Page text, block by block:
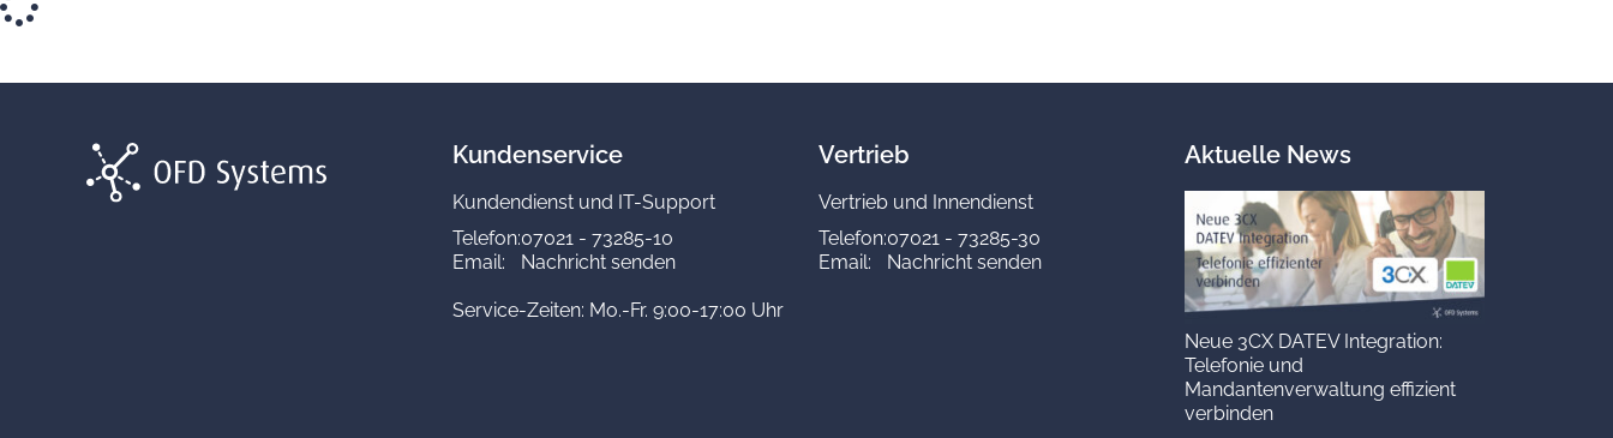
Kundenservice
Kundendienst und IT-Support
Telefon:07021 - 73285-10
Email:
Nachricht senden
Service-Zeiten: Mo.-Fr. 9:00-17:00 Uhr
Vertrieb
Vertrieb und Innendienst
Telefon:07021 - 73285-30
Email:
Nachricht senden
Aktuelle News
Neue 3CX DATEV Integration:
Telefonie und
Mandantenverwaltung effizient
verbinden